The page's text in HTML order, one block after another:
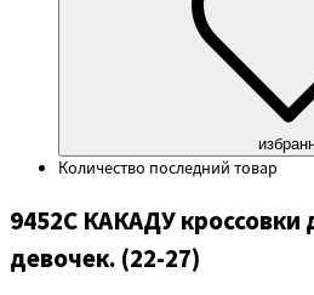
Количество последний товар
9452C КАКАДУ
девочек. (22-27)